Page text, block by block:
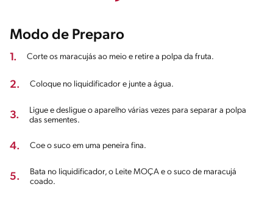
Modo de Preparo
1. Corte os maracujás ao meio e retire a polpa da fruta.
2. Coloque no liquidificador e junte a água.
3.
Ligue e desligue o aparelho várias vezes para separar a polpa
das sementes.
4. Coe o suco em uma peneira fina.
5.
Bata no liquidificador, o Leite MOÇA e o suco de maracujá
coado.